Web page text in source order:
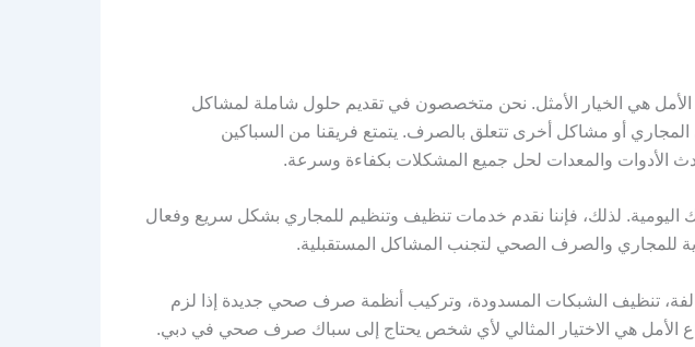
هي الخيار الأمثل. نحن متخصصون في تقديم حلول شاملة لمشاكل
أو مشاكل أخرى تتعلق بالصرف. يتمتع فريقنا من السباكين
الأدوات والمعدات لحل جميع المشكلات بكفاءة وسرعة.
لذلك، فإننا نقدم خدمات تنظيف وتنظيم للمجاري بشكل سريع وفعال
للمجاري والصرف الصحي لتجنب المشاكل المستقبلية.
تنظيف الشبكات المسدودة، وتركيب أنظمة صرف صحي جديدة إذا لزم
الأمل هي الاختيار المثالي لأي شخص يحتاج إلى سباك صرف صحي في دبي.